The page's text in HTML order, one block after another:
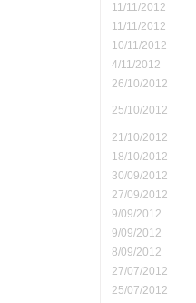
11/11/2012
11/11/2012
10/11/2012
4/11/2012
26/10/2012
25/10/2012
21/10/2012
18/10/2012
30/09/2012
27/09/2012
9/09/2012
9/09/2012
8/09/2012
27/07/2012
25/07/2012